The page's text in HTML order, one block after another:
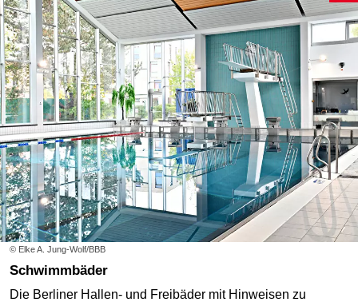
© Elke A. Jung-Wolf/BBB
Schwimmbäder
Die Berliner Hallen- und Freibäder mit Hinweisen zu